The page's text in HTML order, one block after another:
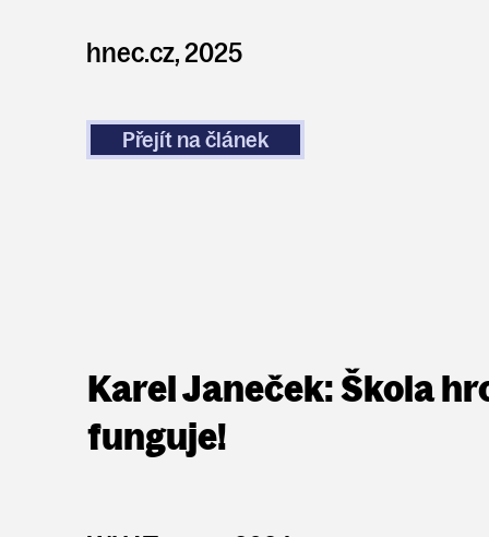
hnec.cz, 2025
Přejít na článek
Karel Janeček: Škola
funguje!